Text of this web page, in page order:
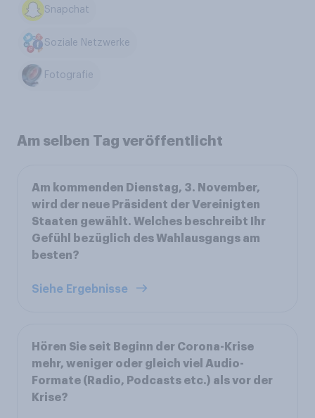
Snapchat
Soziale Netzwerke
Fotografie
Am selben Tag veröffentlicht
Am kommenden Dienstag, 3. November,
wird der neue Präsident der Vereinigten
Staaten gewählt. Welches beschreibt Ihr
Gefühl bezüglich des Wahlausgangs am
besten?
Siehe Ergebnisse
Hören Sie seit Beginn der Corona-Krise
mehr, weniger oder gleich viel Audio-
Formate (Radio, Podcasts etc.) als vor der
Krise?